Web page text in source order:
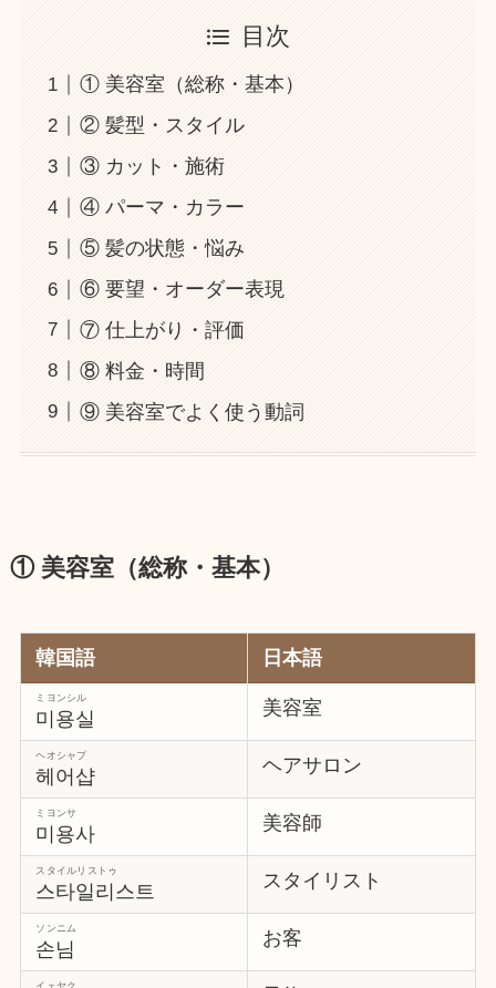
目次
① 美容室（総称・基本）
② 髪型・スタイル
③ カット・施術
④ パーマ・カラー
⑤ 髪の状態・悩み
⑥ 要望・オーダー表現
⑦ 仕上がり・評価
⑧ 料金・時間
⑨ 美容室でよく使う動詞
① 美容室（総称・基本）
韓国語 日本語
미용실
ミヨンシル 美容室
헤어샵
ヘオシャプ ヘアサロン
미용사
ミヨンサ 美容師
스타일리스트
スタイルリストゥ スタイリスト
손님
ソンニム お客